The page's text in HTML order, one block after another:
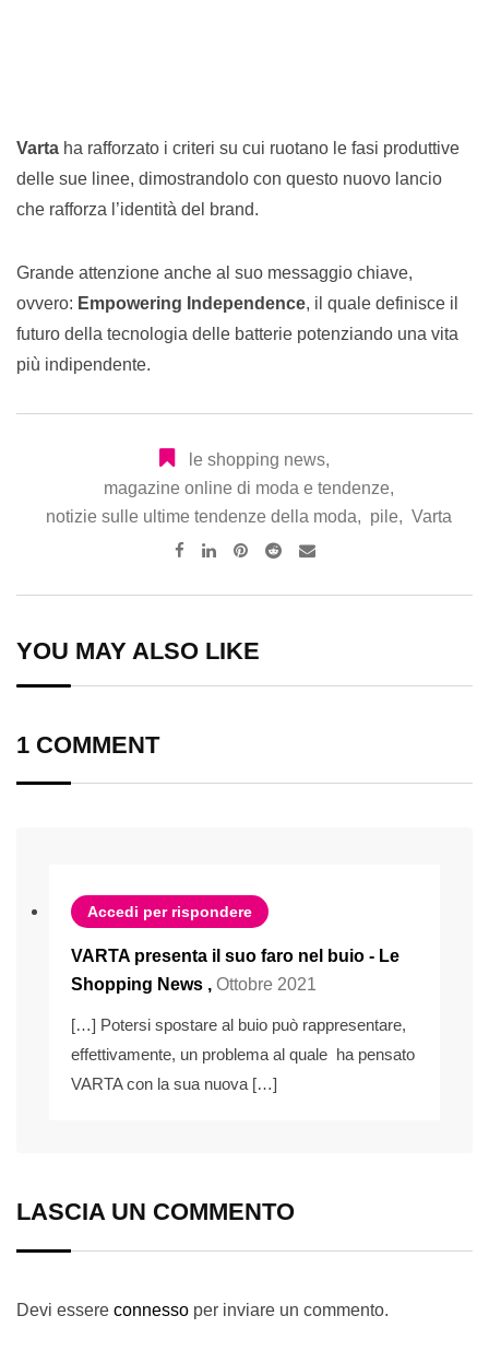
Varta ha rafforzato i criteri su cui ruotano le fasi produttive
delle sue linee, dimostrandolo con questo nuovo lancio
che rafforza l’identità del brand.
Grande attenzione anche al suo messaggio chiave,
ovvero: Empowering Independence, il quale definisce il
futuro della tecnologia delle batterie potenziando una vita
più indipendente.
le shopping news,
magazine online di moda e tendenze,
notizie sulle ultime tendenze della moda, pile, Varta
Pinterest
RedditShare
YOU MAY ALSO LIKE
1 COMMENT
Accedi per rispondere
VARTA presenta il suo faro nel buio - Le
Shopping News , Ottobre 2021
[…] Potersi spostare al buio può rappresentare,
effettivamente, un problema al quale ha pensato
VARTA con la sua nuova […]
LASCIA UN COMMENTO
Devi essere connesso per inviare un commento.